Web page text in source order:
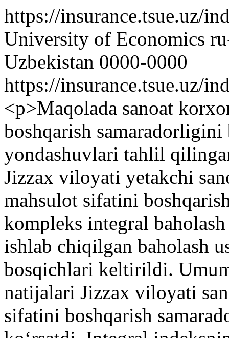
https://insurance.tsue.uz/
University of Economics
Uzbekistan 0000-0000
https://insurance.tsue.uz/
<p>Maqolada sanoat
boshqarish
yondashuvlari tahlil
Jizzax viloyati yetakchi
mahsulot sifatini
kompleks integral
ishlab chiqilgan baholash
bosqichlari keltirildi.
natijalari Jizzax viloyati
sifatini boshqarish